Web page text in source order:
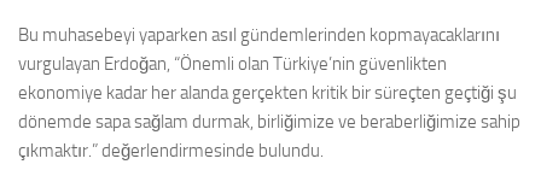
Bu muhasebeyi yaparken asıl gündemlerinden kopmayacaklarını
vurgulayan Erdoğan, “Önemli olan Türkiye’nin güvenlikten
ekonomiye kadar her alanda gerçekten kritik bir süreçten geçtiği şu
dönemde sapa sağlam durmak, birliğimize ve beraberliğimize sahip
çıkmaktır.” değerlendirmesinde bulundu.